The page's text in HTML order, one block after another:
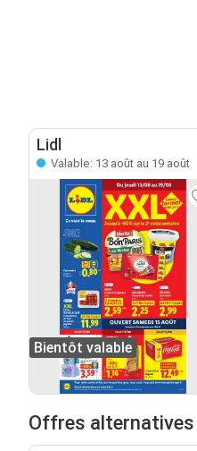
Lidl
Valable: 13 août au 19 août
Bientôt valable
Offres alternatives